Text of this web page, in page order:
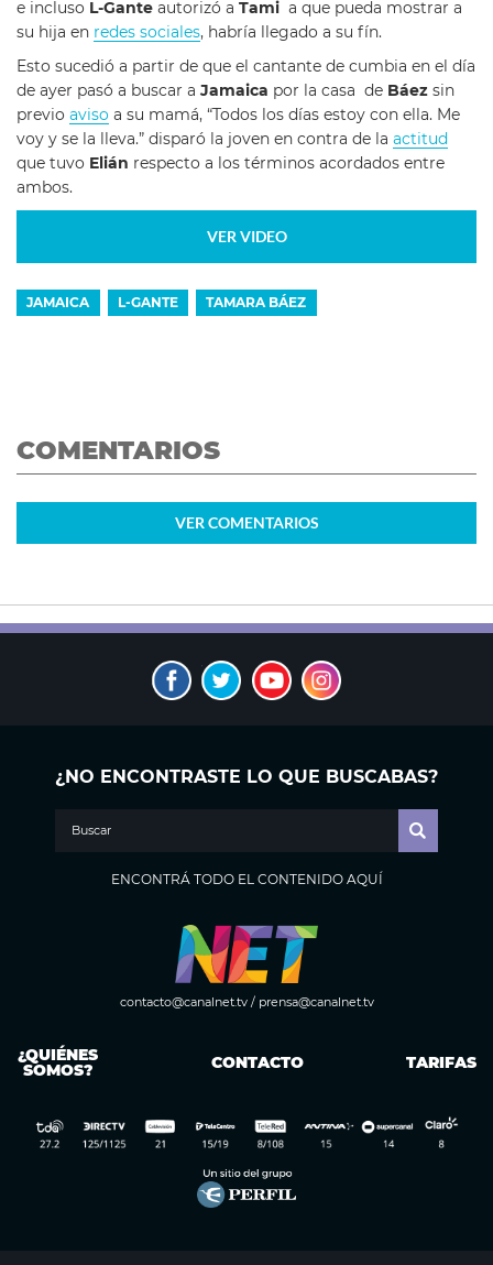
e incluso L-Gante autorizó a Tami a que pueda mostrar a
su hija en redes sociales, habría llegado a su fín.
Esto sucedió a partir de que el cantante de cumbia en el día
de ayer pasó a buscar a Jamaica por la casa de Báez sin
previo aviso a su mamá, “Todos los días estoy con ella. Me
voy y se la lleva.” disparó la joven en contra de la actitud
que tuvo Elián respecto a los términos acordados entre
ambos.
VER VIDEO
JAMAICA L-GANTE TAMARA BÁEZ
COMENTARIOS
VER COMENTARIOS
¿NO ENCONTRASTE LO QUE BUSCABAS?
ENCONTRÁ TODO EL CONTENIDO AQUÍ
contacto@canalnet.tv/ prensa@canalnet.tv
¿QUIÉNES
SOMOS? CONTACTO TARIFAS